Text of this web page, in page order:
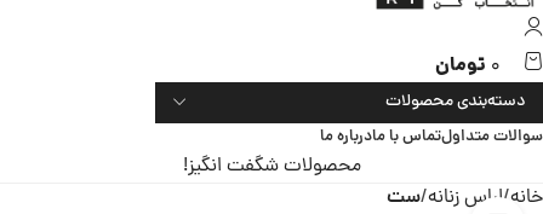
0 تومان
دسته‌بندی محصولات
سوالات متداولتماس با مادرباره ما
محصولات شگفت انگیز!
خانه لباس زنانه ست